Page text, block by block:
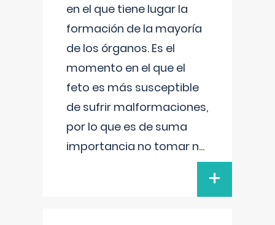
en el que tiene lugar la
formación de la mayoría
de los órganos. Es el
momento en el que el
feto es más susceptible
de sufrir malformaciones,
por lo que es de suma
importancia no tomar n...
+